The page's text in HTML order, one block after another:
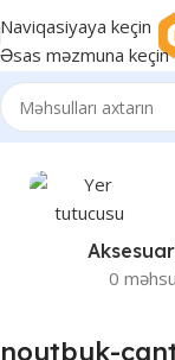
Naviqasiyaya keçin
Əsas məzmuna keçin
cantasi-
0
noutbuk-